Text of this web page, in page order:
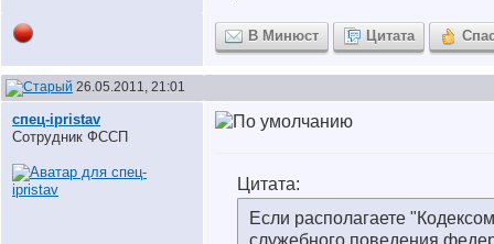
В Минюст Цитата
26.05.2011, 21:01
спец-ipristav
Сотрудник ФССП
Цитата:
Если располагаете
служебного поведения